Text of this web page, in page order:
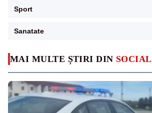
MAI MULTE ȘTIRI DIN SOCIAL
Sport
Sanatate